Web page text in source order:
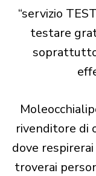
“servizio
testare
rivenditore di
dove
troverai